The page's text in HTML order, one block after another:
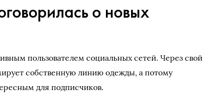
о новых
пользователем социальных сетей. Через свой
собственную линию одежды, а потому
для подписчиков.